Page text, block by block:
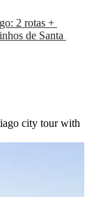
2 rotas +
de Santa
city tour with